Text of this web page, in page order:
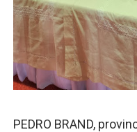
Digecac realizará
Josefa Castillo:
Lee Ballester a los
PEDRO BRAND,